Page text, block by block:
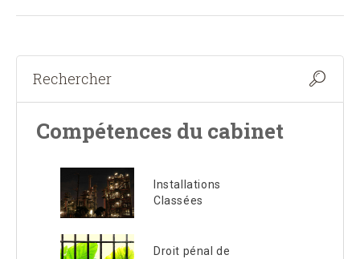
Compétences du cabinet
Installations
Classées
Droit pénal de